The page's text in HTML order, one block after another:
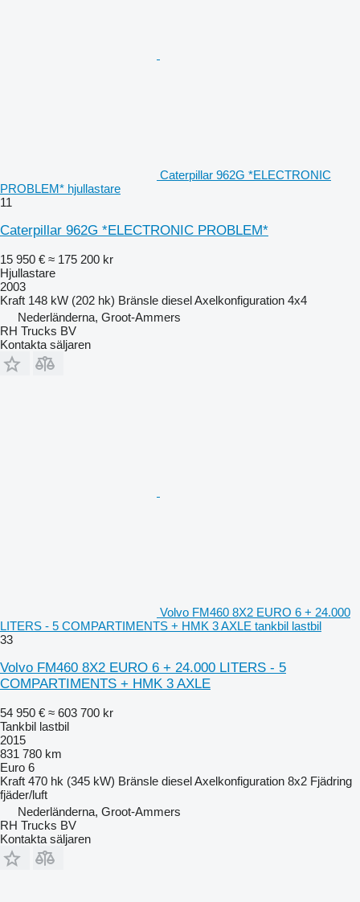
Caterpillar 962G *ELECTRONIC
PROBLEM* hjullastare
11
Caterpillar 962G *ELECTRONIC PROBLEM*
15 950 € ≈ 175 200 kr
Hjullastare
2003
Kraft 148 kW (202 hk) Bränsle dieselAxelkonfiguration 4x4
Nederländerna, Groot-Ammers
RH Trucks BV
Kontakta säljaren
Volvo FM460 8X2 EURO 6 + 24.000
LITERS - 5 COMPARTIMENTS + HMK 3 AXLE tankbil lastbil
33
Volvo FM460 8X2 EURO 6 + 24.000 LITERS - 5
COMPARTIMENTS + HMK 3 AXLE
54 950 € ≈ 603 700 kr
Tankbil lastbil
2015
831 780 km
Euro 6
Kraft 470 hk (345 kW) Bränsle dieselAxelkonfiguration 8x2 Fjädring
fjäder/luft
Nederländerna, Groot-Ammers
RH Trucks BV
Kontakta säljaren